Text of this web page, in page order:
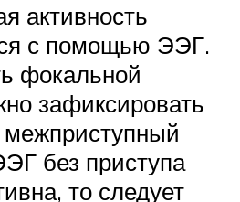
активность
с помощью ЭЭГ.
фокальной
зафиксировать
без приступа
то следует